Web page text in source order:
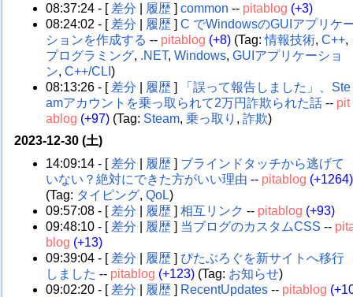
08:37:24 - [ 差分 履歴 ]common -- pitablog (+3)
08:24:02 - [ 差分 履歴 ]C でWindowsのGUIアプリケ
ションを作成する -- pitablog (+8) (Tag:情報技術,C++,
プログラミング, .NET,Windows,GUIアプリケーショ
ン,C++/CLI)
08:13:26 - [ 差分 履歴 ]
「誤って報告しました」、Ste
amアカウントを乗っ取られて2万円詐欺られた話 -- pit
ablog (+97) (Tag: Steam,乗っ取り ,詐欺)
2023-12-30 (土)
14:09:14 - [ 差分 履歴 ] ブラインドタッチから逃げて
いない？絶対にできた方がいい理由 -- pitablog (+1264)
(Tag: タイピング,QoL)
09:57:08 - [ 差分 履歴 ]相互リンク -- pitablog (+93)
09:48:10 - [ 差分 履歴 ] 当ブログのカスタムCSS --
blog (+13)
09:39:04 - [ 差分 履歴 ] ぴたぶろぐを新サイトへ移行
しました -- pitablog (+123) (Tag: お知らせ)
09:02:20 - [ 差分 履歴 ] RecentUpdates -- pitablog